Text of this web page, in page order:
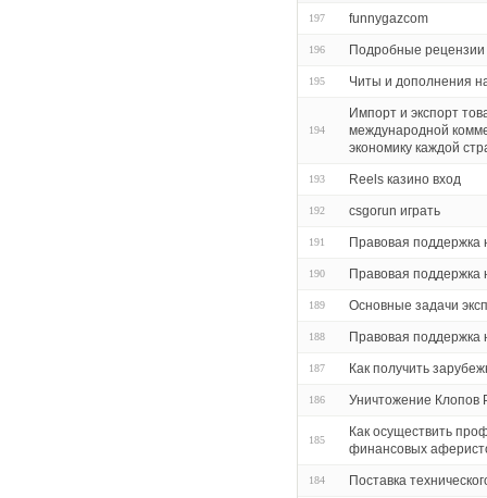
197 funnygazcom
196 Подробные рецензии
195 Читы и дополнения
194
Импорт и экспорт
международной
экономику каждой
193 Reels казино вход
192 csgorun играть
191 Правовая поддержка
190 Правовая поддержка
189 Основные задачи
188 Правовая поддержка
187 Как получить
186 Уничтожение Клопов
185
Как осуществить
финансовых
184 Поставка